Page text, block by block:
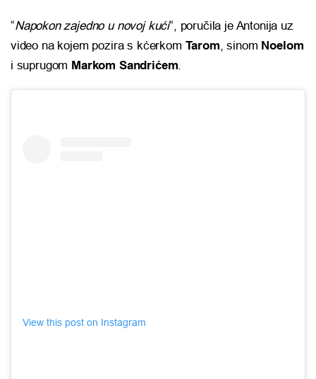
“Napokon zajedno u novoj kući“, poručila je Antonija uz
video na kojem pozira s kćerkom Tarom, sinom Noelom
i suprugom Markom Sandrićem.
View this post on Instagram